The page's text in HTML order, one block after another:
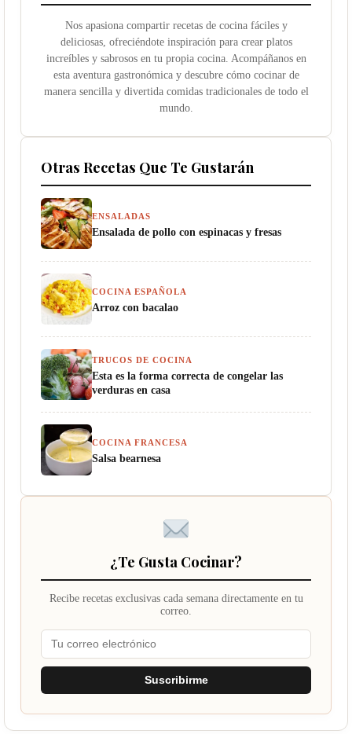
Nos apasiona compartir recetas de cocina fáciles y
deliciosas, ofreciéndote inspiración para crear platos
increíbles y sabrosos en tu propia cocina. Acompáñanos en
esta aventura gastronómica y descubre cómo cocinar de
manera sencilla y divertida comidas tradicionales de todo el
mundo.
Otras Recetas Que Te Gustarán
ENSALADAS
Ensalada de pollo con espinacas y fresas
COCINA ESPAÑOLA
Arroz con bacalao
TRUCOS DE COCINA
Esta es la forma correcta de congelar las
verduras en casa
COCINA FRANCESA
Salsa bearnesa
¿Te Gusta Cocinar?
Recibe recetas exclusivas cada semana directamente en tu
correo.
Suscribirme